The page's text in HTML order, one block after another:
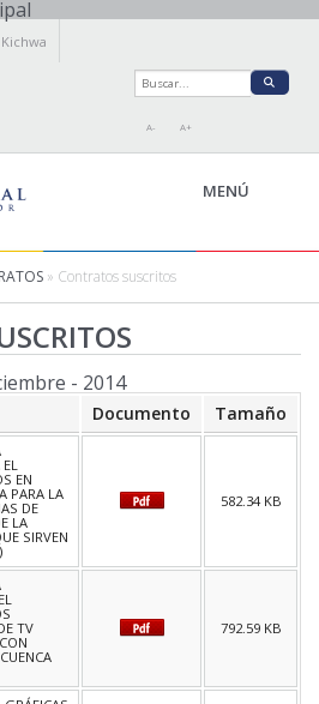
Kichwa
A- A+
MENÚ
» Contratos suscritos
- 2014
Documento Tamaño
EL
EN
PARA LA
DE
LA
SIRVEN
582.34 KB
TV
792.59 KB